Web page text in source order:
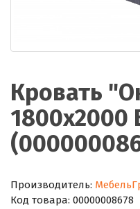
Кровать
1800х2000
Производитель:
Код товара: 00000008678